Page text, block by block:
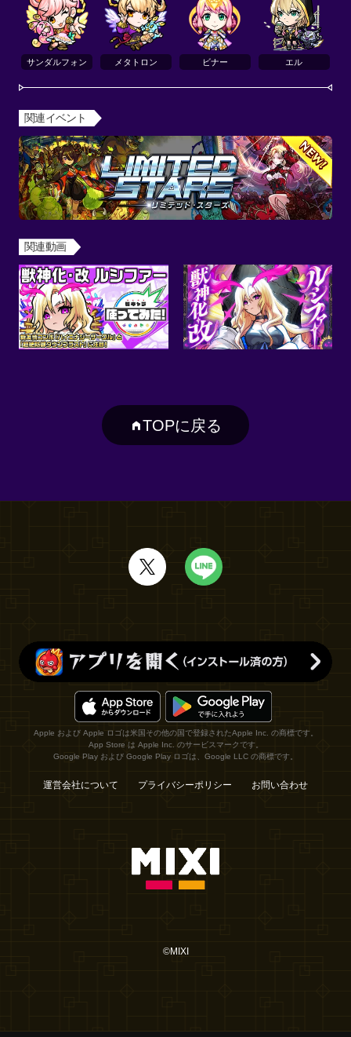
サンダルフォン メタトロン ビナー エル
関連イベント
関連動画
TOPに戻る
Apple および Apple ロゴは米国その他の国で登録されたApple Inc. の商標です。
App Store は Apple Inc. のサービスマークです。
Google Play および Google Play ロゴは、Google LLC の商標です。
運営会社について プライバシーポリシー お問い合わせ
©MIXI